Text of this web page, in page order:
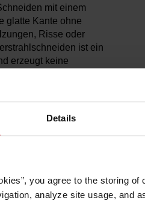
Details
you agree to the storing of
analyze site usage, and
mit einem
glatte Kante ohne
Risse oder
ist ein
erzeugt keine